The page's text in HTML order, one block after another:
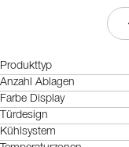
Produkttyp
Anzahl Ablagen
Farbe Display
Türdesign
Kühlsystem